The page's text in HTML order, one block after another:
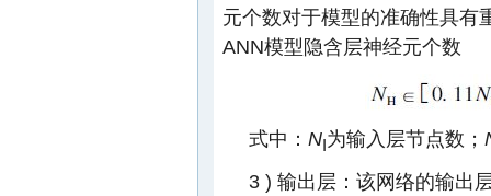
元个数对于模型的准确性具有
ANN模型隐含层神经元个数
式中： NI为输入层节点数；
3 ) 输出层：该网络的输出